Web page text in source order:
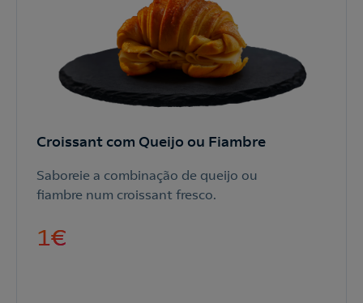
Croissant com Queijo ou Fiambre
Saboreie a combinação de queijo ou
fiambre num croissant fresco.
1€